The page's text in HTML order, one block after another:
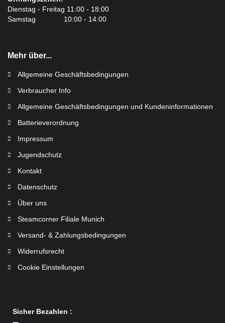
Dienstag - Freitag 11:00 - 18:00
Samstag 10:00 - 14:00
Mehr über...
Allgemeine Geschäftsbedingungen
Verbraucher Info
Allgemeine Geschäftsbedingungen und Kundeninformationen
Batterieverordnung
Impressum
Jugendschutz
Kontakt
Datenschutz
Über uns
Steamcorner Filiale Munich
Versand- & Zahlungsbedingungen
Widerrufsrecht
Cookie Einstellungen
Sicher Bezahlen :